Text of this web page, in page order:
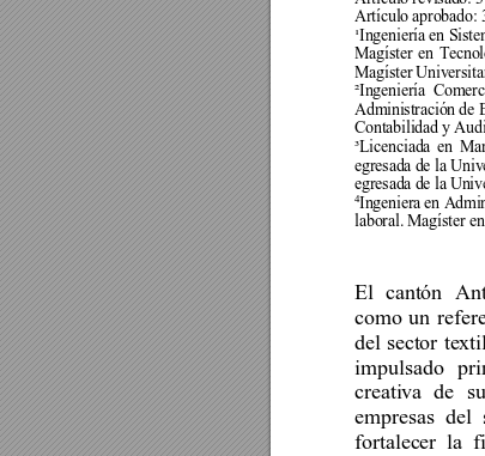
Artículo aprobado:
¹Ingeniería en
Magíster en
Magíster
²Ingeniería
Administración de
Contabilidad y
³Licenciada en
egresada de la
egresada de la
4Ingeniera en
laboral. Magíster
El cantón
como un
del sector textil
impulsado
creativa de
empresas del
fortalecer la